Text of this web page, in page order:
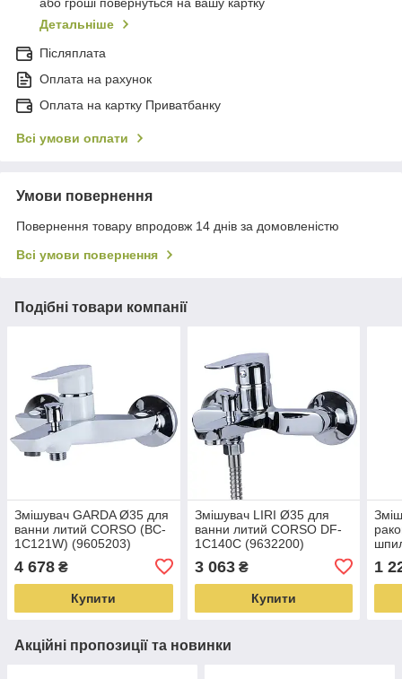
або гроші повернуться на вашу картку
Детальніше
Післяплата
Оплата на рахунок
Оплата на картку Приватбанку
Всі умови оплати
Умови повернення
Повернення товару впродовж 14 днів за домовленістю
Всі умови повернення
Подібні товари компанії
Змішувач GARDA Ø35 для
ванни литий CORSO (BC-
1C121W) (9605203)
4 678 ₴
Купити
Змішувач LIRI Ø35 для
ванни литий CORSO DF-
1C140C (9632200)
3 063₴
Купити
1
Акційні пропозиції та новинки